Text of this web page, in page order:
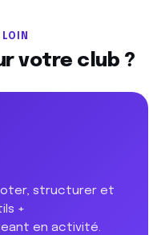
votre club ?
structurer et
+
en activité.